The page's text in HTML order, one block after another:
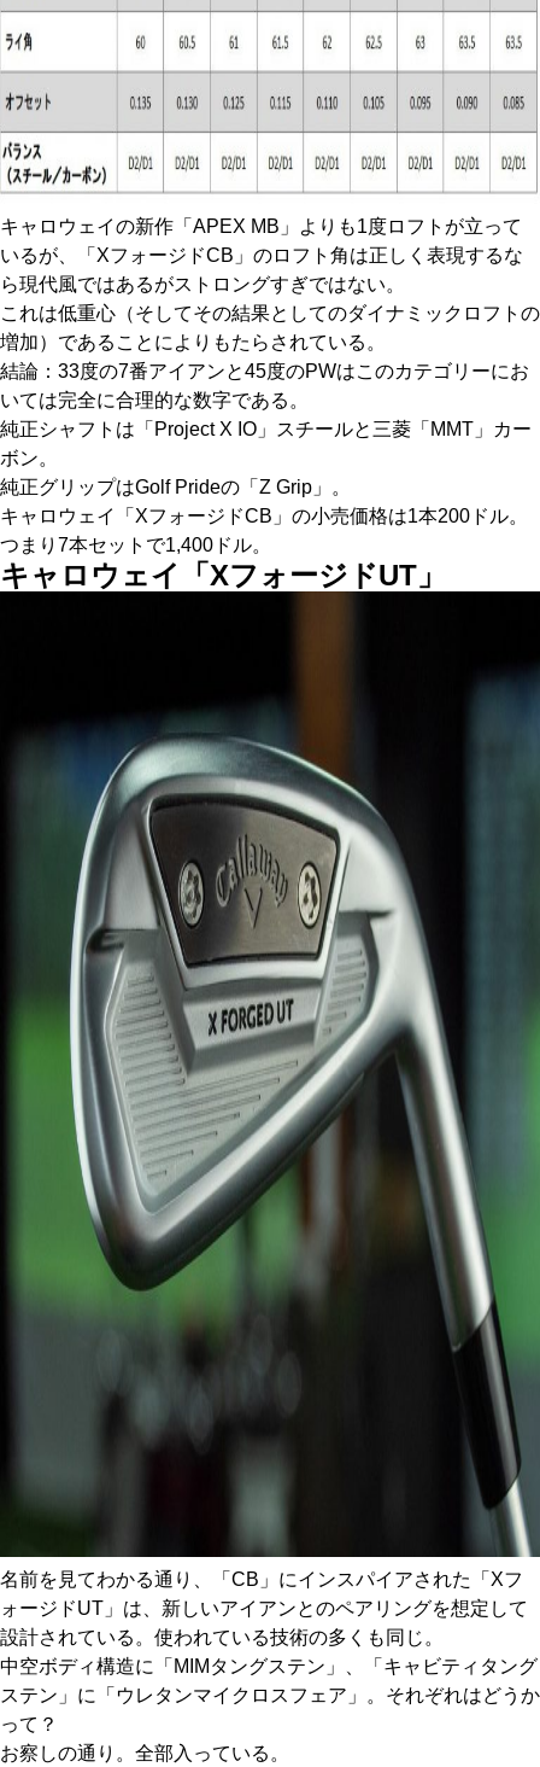
キャロウェイの新作「APEX MB」よりも1度ロフトが立って
いるが、「XフォージドCB」のロフト角は正しく表現するな
ら現代風ではあるがストロングすぎではない。
これは低重心（そしてその結果としてのダイナミックロフトの
増加）であることによりもたらされている。
結論：33度の7番アイアンと45度のPWはこのカテゴリーにお
いては完全に合理的な数字である。
純正シャフトは「Project X IO」スチールと三菱「MMT」カー
ボン。
純正グリップはGolf Prideの「Z Grip」。
キャロウェイ「XフォージドCB」の小売価格は1本200ドル。
つまり7本セットで1,400ドル。
キャロウェイ「XフォージドUT」
名前を見てわかる通り、「CB」にインスパイアされた「Xフ
ォージドUT」は、新しいアイアンとのペアリングを想定して
設計されている。使われている技術の多くも同じ。
中空ボディ構造に「MIMタングステン」、「キャビティタング
ステン」に「ウレタンマイクロスフェア」。それぞれはどうか
って？
お察しの通り。全部入っている。